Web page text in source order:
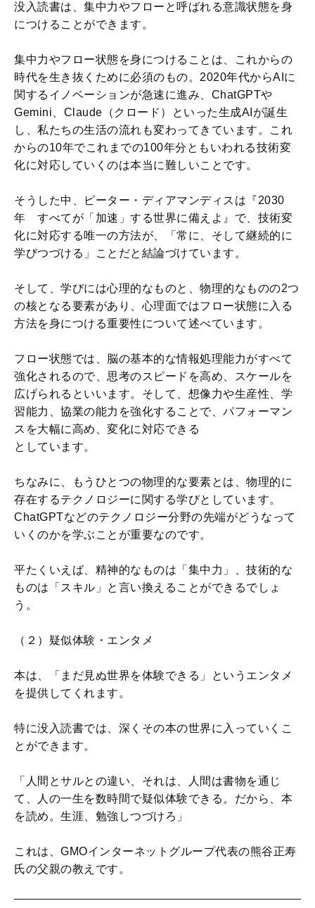
没入読書は、集中力やフローと呼ばれる意識状態を身
につけることができます。
集中力やフロー状態を身につけることは、これからの
時代を生き抜くために必須のもの。2020年代からAIに
関するイノベーションが急速に進み、ChatGPTや
Gemini、Claude（クロード）といった生成AIが誕生
し、私たちの生活の流れも変わってきています。これ
からの10年でこれまでの100年分ともいわれる技術変
化に対応していくのは本当に難しいことです。
そうした中、ピーター・ディアマンディスは『2030
年 すべてが「加速」する世界に備えよ』で、技術変
化に対応する唯一の方法が、「常に、そして継続的に
学びつづける」ことだと結論づけています。
そして、学びには心理的なものと、物理的なものの2つ
の核となる要素があり、心理面ではフロー状態に入る
方法を身につける重要性について述べています。
フロー状態では、脳の基本的な情報処理能力がすべて
強化されるので、思考のスピードを高め、スケールを
広げられるといいます。そして、想像力や生産性、学
習能力、協業の能力を強化することで、パフォーマン
スを大幅に高め、変化に対応できる
としています。
ちなみに、もうひとつの物理的な要素とは、物理的に
存在するテクノロジーに関する学びとしています。
ChatGPTなどのテクノロジー分野の先端がどうなって
いくのかを学ぶことが重要なのです。
平たくいえば、精神的なものは「集中力」、技術的な
ものは「スキル」と言い換えることができるでしょ
う。
（２）疑似体験・エンタメ
本は、「まだ見ぬ世界を体験できる」というエンタメ
を提供してくれます。
特に没入読書では、深くその本の世界に入っていくこ
とができます。
「人間とサルとの違い、それは、人間は書物を通じ
て、人の一生を数時間で疑似体験できる。だから、本
を読め。生涯、勉強しつづけろ」
これは、GMOインターネットグループ代表の熊谷正寿
氏の父親の教えです。